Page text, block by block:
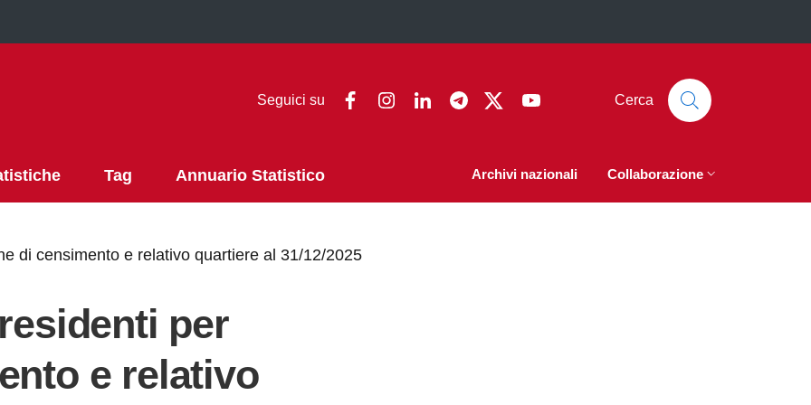
Seguici su FacebookInstagramLinkedinTelegram
Twitter Cerca
Tag Annuario Statistico Archivi nazionali Collaborazione
di censimento e relativo quartiere al 31/12/2025
per
e relativo